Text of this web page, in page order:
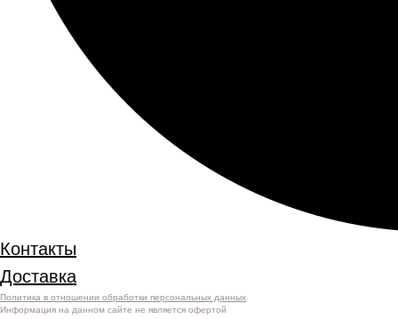
Контакты
Доставка
Политика в отношении обработки персональных данных
Информация на данном сайте не является офертой